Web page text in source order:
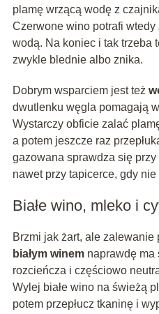
plamę wrzącą wodę z
Czerwone wino potrafi wtedy
wodą. Na koniec i tak trzeba
zwykle blednie albo znika.
Dobrym wsparciem jest też
dwutlenku węgla pomagają
Wystarczy obficie zalać
a potem jeszcze raz
gazowana sprawdza się
nawet przy tapicerce, gdy
Białe wino, mleko i
Brzmi jak żart, ale
białym winemnaprawdę ma
rozcieńcza i częściowo
Wylej białe wino na świeżą
potem przepłucz tkaninę i